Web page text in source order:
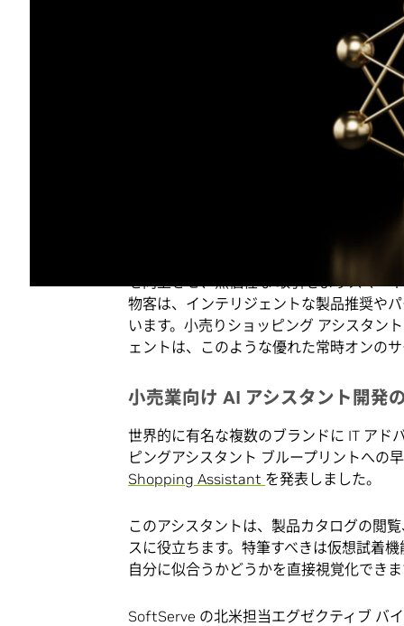
開発者は、Omniverse プラットフォー
で、AI エージェントが物理的に正確な仮
ソファの購入を検討している顧客は、そ
このような先進的な機能を備えた AI エ
た代替製品や アップグレードの提案を通
の返品率を下げ、注文数の平均量を増や
アジタ マーティン (Azita Martin) は次の
を向上させ、無個性な 取引をよりスマー
物客は、インテリジェントな製品推奨や
います。小売りショッピング アシスタン
ェントは、このような優れた常時オンの
小売業向け AI アシスタント開発
世界的に有名な複数のブランドに IT アド
ピングアシスタント ブループリントへの
Shopping Assistant を発表しました。
このアシスタントは、製品カタログの閲
スに役立ちます。特筆すべきは仮想試着
自分に似合うかどうかを直接視覚化できま
SoftServe の北米担当エグゼクティブ バ